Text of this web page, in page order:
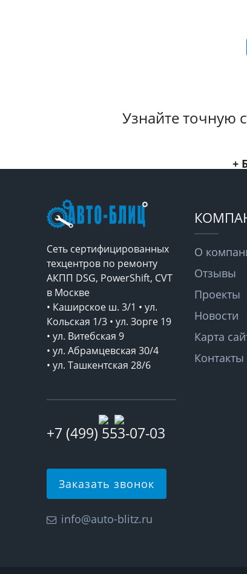
Узнайте точную
+
Сеть сертифицированных
техцентров по ремонту
АКПП DSG, PowerShift, CVT
в Москве
• Каширское ш. 3/1 • ул.
Кольская 1/3 • ул. Зорге 19
• ул. Витебская 9
• ул. Абрамцевская 30/4
• ул. Ташкентская 28/6
+7 (499) 553-07-03
Заказать звонок
info@auto-blitz.ru
О
Отзывы
Проекты
Новости
Карта
Контакты